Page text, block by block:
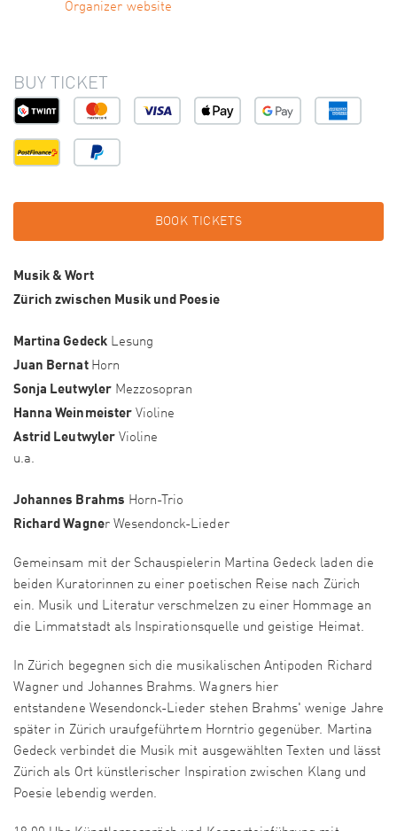
Organizer website
BUY TICKET
BOOK TICKETS
Musik & Wort
Zürich zwischen Musik und Poesie
Martina GedeckLesung
Juan Bernat Horn
Sonja LeutwylerMezzosopran
Hanna WeinmeisterVioline
Astrid LeutwylerVioline
u.a.
Johannes Brahms Horn-Trio
Richard Wagner Wesendonck-Lieder
Gemeinsam mit der Schauspielerin Martina Gedeck laden die
beiden Kuratorinnen zu einer poetischen Reise nach Zürich
ein. Musik und Literatur verschmelzen zu einer Hommage an
die Limmatstadt als Inspirationsquelle und geistige Heimat.
In Zürich begegnen sich die musikalischen Antipoden Richard
Wagner und Johannes Brahms. Wagners hier
entstandene Wesendonck-Lieder stehen Brahms' wenige Jahre
später in Zürich uraufgeführtem Horntrio gegenüber. Martina
Gedeck verbindet die Musik mit ausgewählten Texten und lässt
Zürich als Ort künstlerischer Inspiration zwischen Klang und
Poesie lebendig werden.